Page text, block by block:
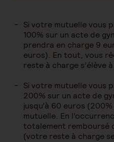
Si votre mutuelle vous
100% sur un acte de
prendra en charge 9
euros). En tout, vous
reste à charge s’élève
Si votre mutuelle vous
200% sur un acte de
jusqu’à 60 euros
mutuelle. En
totalement remboursé
(votre reste à charge